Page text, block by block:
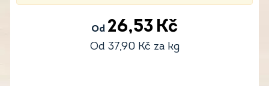
Od 26,53 Kč
Od 37,90 Kč za kg